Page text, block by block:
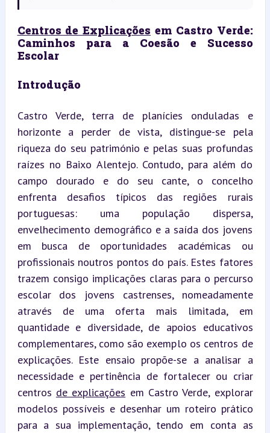
Centros de Explicações em Castro Verde:
Caminhos para a Coesão e Sucesso
Escolar
Introdução
Castro Verde, terra de planícies onduladas e
horizonte a perder de vista, distingue-se pela
riqueza do seu património e pelas suas profundas
raízes no Baixo Alentejo. Contudo, para além do
campo dourado e do seu cante, o concelho
enfrenta desafios típicos das regiões rurais
portuguesas: uma população dispersa,
envelhecimento demográfico e a saída dos jovens
em busca de oportunidades académicas ou
profissionais noutros pontos do país. Estes fatores
trazem consigo implicações claras para o percurso
escolar dos jovens castrenses, nomeadamente
através de uma oferta mais limitada, em
quantidade e diversidade, de apoios educativos
complementares, como são exemplo os centros de
explicações. Este ensaio propõe-se a analisar a
necessidade e pertinência de fortalecer ou criar
centros de explicações em Castro Verde, explorar
modelos possíveis e desenhar um roteiro prático
para a sua implementação, tendo em conta as